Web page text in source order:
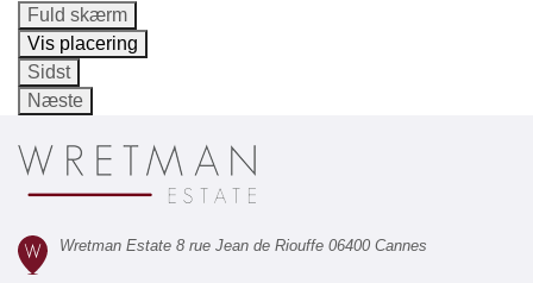
Fuld skærm
Vis placering
Sidst
Næste
Wretman Estate 8 rue Jean de Riouffe 06400 Cannes